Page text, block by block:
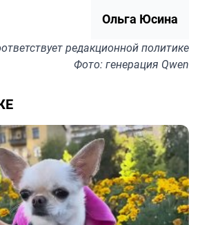
Ольга Юсина
редакционной политике
Фото: генерация Qwen